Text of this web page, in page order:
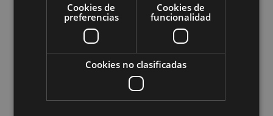
Eibarko Andretxea - Isasi kalea, 11 | 20600 Eibar
Andretxea: 943 54 39 38
Igualdad: 943 70 84 40
andretxea@eibar.eus
berdintasuna@eibar.eus
IFZ: P2003100A | DIR3 L01200300
Cookies de
preferencias
Cookies de
funcionalidad
Cookies no clasificadas